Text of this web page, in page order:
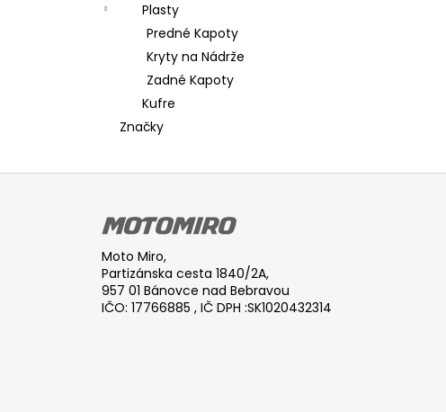
Plasty
Predné Kapoty
Kryty na Nádrže
Zadné Kapoty
Kufre
Značky
Moto Miro,
Partizánska cesta 1840/2A,
957 01 Bánovce nad Bebravou
IČO: 17766885 , IČ DPH :SK1020432314